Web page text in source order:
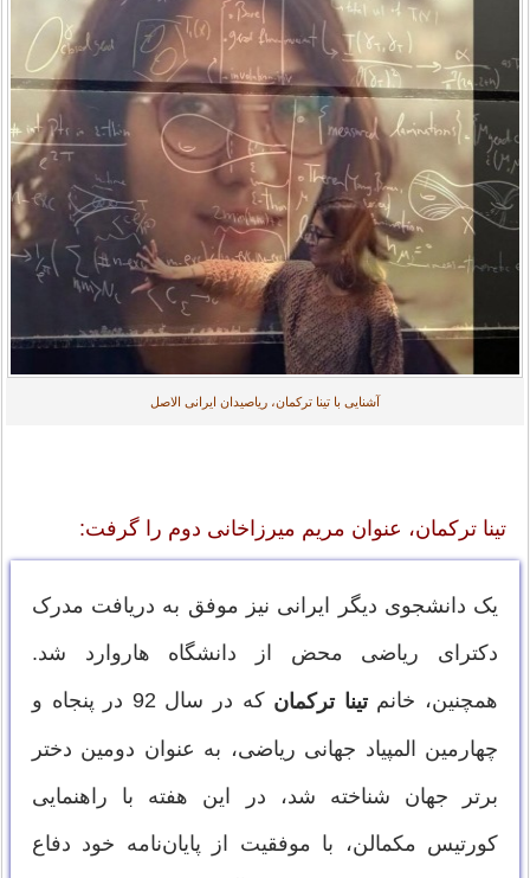
آشنایی با تینا ترکمان، ریاصیدان ایرانی الاصل
تینا ترکمان، عنوان مریم میرزاخانی دوم را گرفت:
یک دانشجوی دیگر ایرانی نیز موفق به دریافت مدرک
دکترای ریاضی محض از دانشگاه هاروارد شد.
همچنین، خانمتینا ترکمان که در سال 92 در پنجاه و
چهارمین المپیاد جهانی ریاضی، به عنوان دومین دختر
برتر جهان شناخته شد، در این هفته با راهنمایی
کورتیس مکمالن، با موفقیت از پایان‌نامه خود دفاع